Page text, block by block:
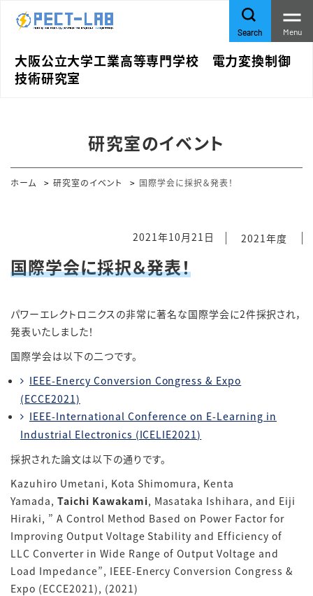
大阪公立大学工業高等専門学校 電力変換制御
技術研究室
Search Menu
研究室のイベント
ホーム 研究室のイベント 国際学会に採択＆発表！
2021年10月21日 2021年度
国際学会に採択＆発表！
パワーエレクトロニクスの非常に著名な国際学会に2件採択され，
発表いたしました！
国際学会は以下の二つです。
IEEE-Enercy Conversion Congress & Expo
(ECCE2021)
IEEE-International Conference on E-Learning in
Industrial Electronics (ICELIE2021)
採択された論文は以下の通りです。
Kazuhiro Umetani, Kota Shimomura, Kenta
Yamada, Taichi Kawakami, Masataka Ishihara, and Eiji
Hiraki, ” A Control Method Based on Power Factor for
Improving Output Voltage Stability and Efficiency of
LLC Converter in Wide Range of Output Voltage and
Load Impedance”, IEEE-Enercy Conversion Congress &
Expo (ECCE2021), (2021)